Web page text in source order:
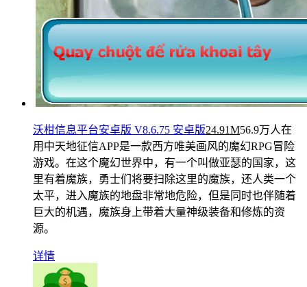
沃柑信息平台安卓版 V8.6.75 安卓版24.91M56.9万人在
用 中天地征信APP是一款西方唯美画风的魔幻RPG冒险
游戏。在这个魔幻世界中，有一个叫做亚瑟的国家，这
里有着魔族，勇士们将要扫除这里的魔族，还人类一个
太平，进入魔族的地盘非常地危险，但是同时也伴随着
巨大的机遇，魔族身上带着大量神级装备和修炼的资
源。
详情